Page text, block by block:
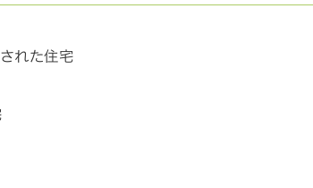
れた住宅